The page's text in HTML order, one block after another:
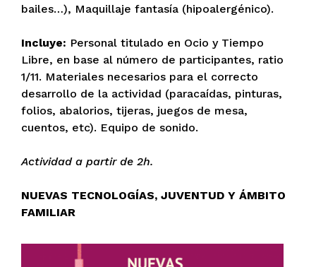
bailes…), Maquillaje fantasía (hipoalergénico).
Incluye: Personal titulado en Ocio y Tiempo
Libre, en base al número de participantes, ratio
1/11. Materiales necesarios para el correcto
desarrollo de la actividad (paracaídas, pinturas,
folios, abalorios, tijeras, juegos de mesa,
cuentos, etc). Equipo de sonido.
Actividad a partir de 2h.
NUEVAS TECNOLOGÍAS, JUVENTUD Y ÁMBITO
FAMILIAR